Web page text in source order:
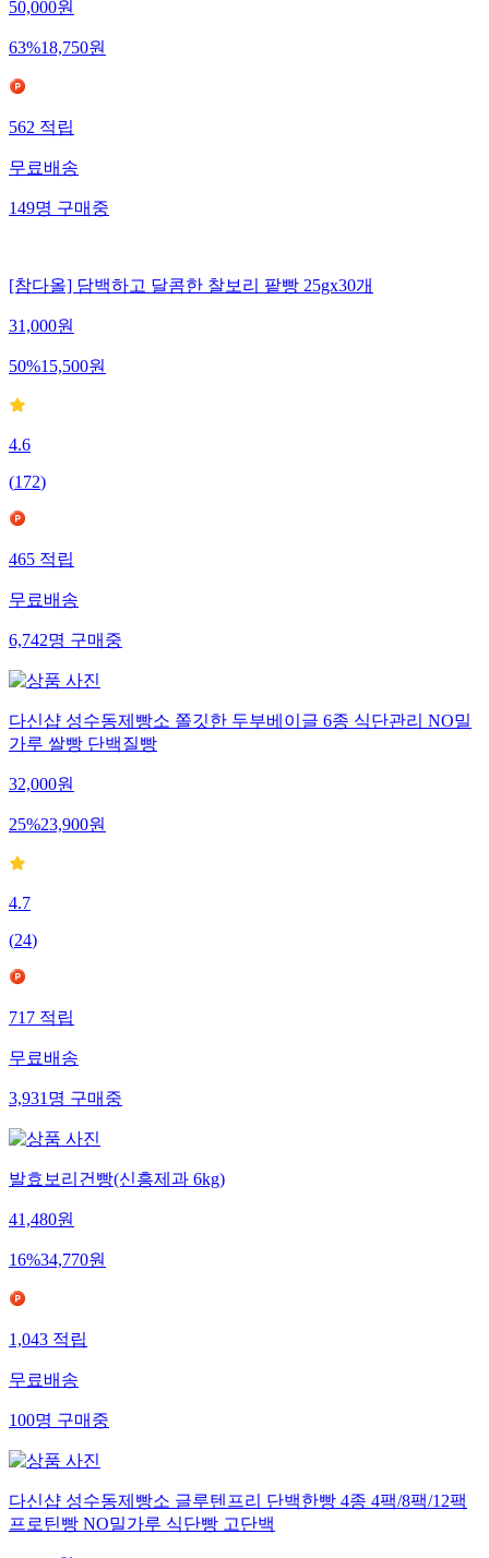
50,000원
63%18,750원
562적립
무료배송
149명구매중
[참다올] 담백하고 달콤한 찰보리 팥빵 25gx30개
31,000원
50%15,500원
4.6
(172)
465적립
무료배송
6,742명구매중
다신샵 성수동제빵소 쫄깃한 두부베이글 6종 식단관리 NO밀
가루 쌀빵 단백질빵
32,000원
25%23,900원
4.7
(24)
717적립
무료배송
3,931명구매중
발효보리건빵(신흥제과 6kg)
41,480원
16%34,770원
1,043적립
무료배송
100명구매중
다신샵 성수동제빵소 글루텐프리 단백한빵 4종 4팩/8팩/12팩
프로틴빵 NO밀가루 식단빵 고단백